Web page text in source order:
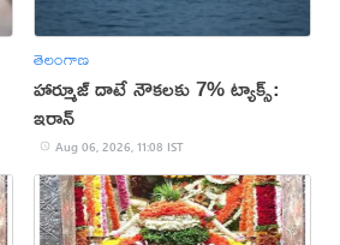
తెలంగాణ
హార్మూజ్ దాటే నౌకలకు 7% ట్యాక్స్:
ఇరాన్
Aug 06, 2026, 11:08 IST